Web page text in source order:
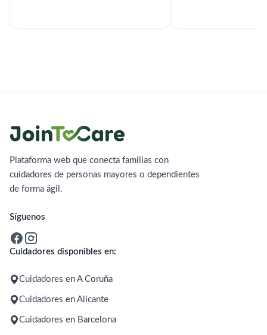
en Alicante.
Plataforma web que conecta familias con
cuidadores de personas mayores o dependientes
de forma ágil.
Síguenos
Cuidadores disponibles en:
Cuidadores en A Coruña
Cuidadores en Alicante
Cuidadores en Barcelona